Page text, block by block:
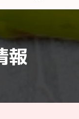
報